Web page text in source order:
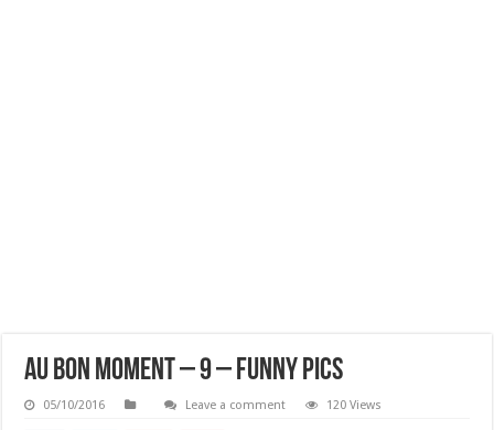
Au Bon Moment – 9 – Funny Pics
05/10/2016 Leave a comment 120 Views